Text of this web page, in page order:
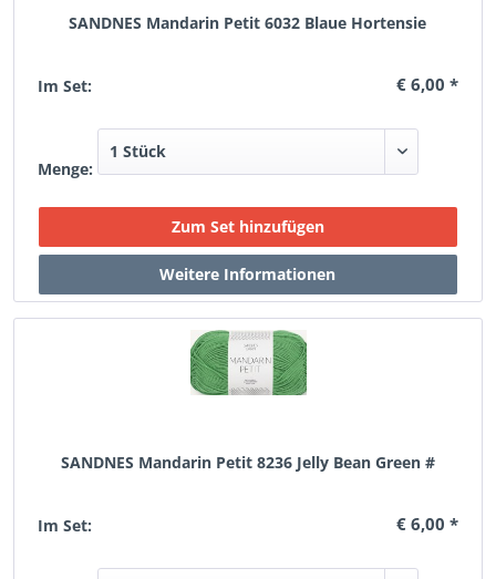
SANDNES Mandarin Petit 6032 Blaue Hortensie
Im Set: € 6,00 *
Menge:
SANDNES Mandarin Petit 8236 Jelly Bean Green #
Im Set: € 6,00 *